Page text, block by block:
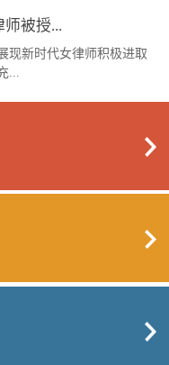
师被授...
现新时代女律师积极进取
...